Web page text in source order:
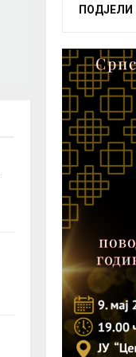
ПОДЈЕЛИ